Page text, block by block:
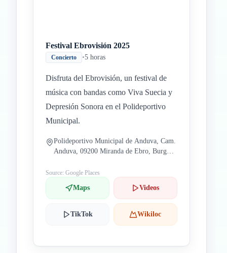
Festival Ebrovisión 2025
Concierto •5 horas
Disfruta del Ebrovisión, un festival de
música con bandas como Viva Suecia y
Depresión Sonora en el Polideportivo
Municipal.
Polideportivo Municipal de Anduva, Cam.
Anduva, 09200 Miranda de Ebro, Burgos,
Source: Google Places
Maps Videos
TikTok Wikiloc